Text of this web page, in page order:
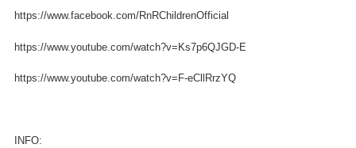
https://www.facebook.com/RnRChildrenOfficial
https://www.youtube.com/watch?v=Ks7p6QJGD-E
https://www.youtube.com/watch?v=F-eCllRrzYQ
INFO: